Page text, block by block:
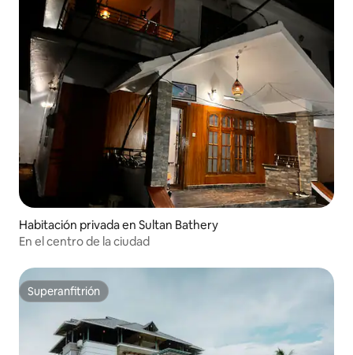
Habitación privada en Sultan Bathery
En el centro de la ciudad
Superanfitrión
Superanfitrión